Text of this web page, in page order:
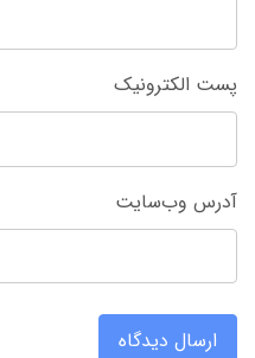
پست الکترونیک
آدرس وب‌سایت
ارسال دیدگاه